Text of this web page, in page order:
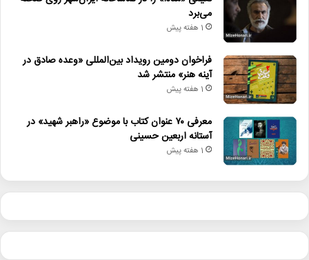
می‌برد
1 هفته پیش
فراخوان دومین رویداد بین‌المللی «وعده صادق در
آینه هنر» منتشر شد
1 هفته پیش
معرفی ۷۰ عنوان کتاب با موضوع «راهبر شهید» در
آستانه اربعین حسینی
1 هفته پیش